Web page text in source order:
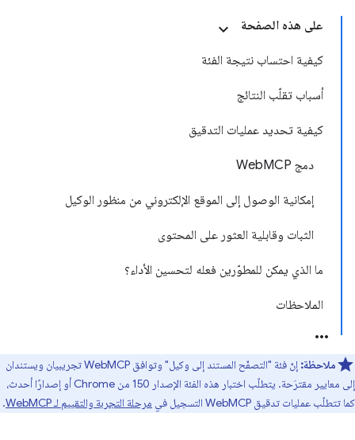
على هذه الصفحة
كيفية احتساب نتيجة الفئة
أسباب تقلّب النتائج
كيفية تحديد عمليات التدقيق
دمج WebMCP
إمكانية الوصول إلى الموقع الإلكتروني من منظور الوكيل
الثبات وقابلية العثور على المحتوى
ما الذي يمكن للمطوّرين فعله لتحسين الأداء؟
الملاحظات
ملاحظة:
إنّ فئة "التصفّح المستند إلى وكيل" وتوافق WebMCP تجريبيان ويستندان
إلى معايير مقترَحة. يتطلّب اختبار هذه الفئة الإصدار 150 من Chrome أو إصدارًا أحدث،
كما تتطلّب عمليات تدقيق WebMCP التسجيل في
مرحلة التجربة والتقييم لـ WebMCP .